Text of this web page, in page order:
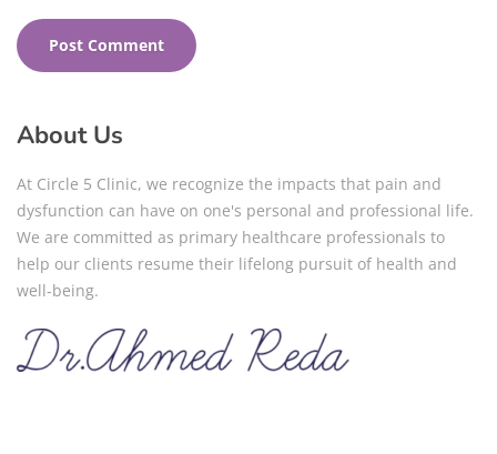
About Us
At Circle 5 Clinic, we recognize the impacts that pain and
dysfunction can have on one's personal and professional life.
We are committed as primary healthcare professionals to
help our clients resume their lifelong pursuit of health and
well-being.